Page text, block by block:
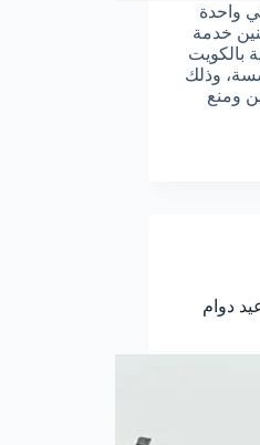
واحدة
خدمة
بالكويت
وذلك
ومنع
دوام